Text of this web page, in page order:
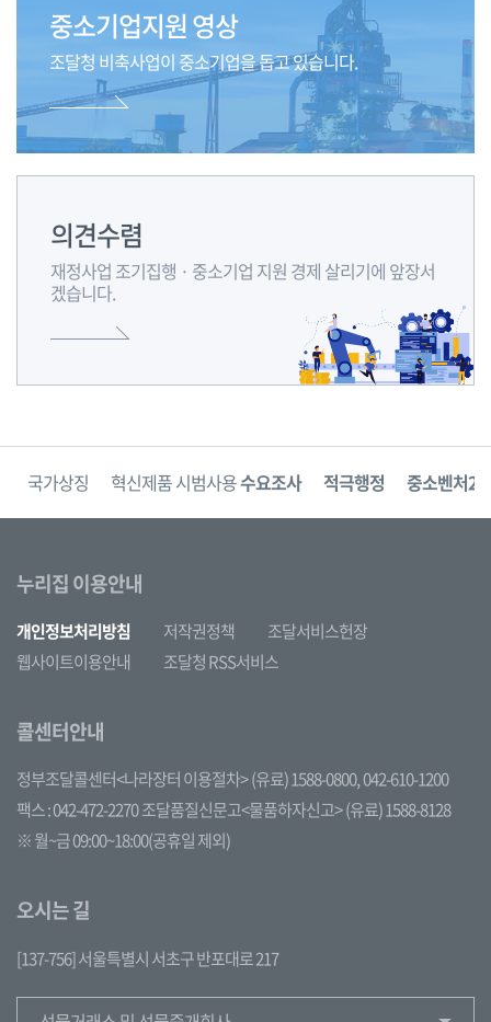
니
다.
중소기업지원 영상
조달청 비축사업이 중소기업을 돕고있습니다.
의견수렴
재정사업 조기집행 · 중소기업 지원 경제 살리기에 앞장서
겠습니다.
국가상징 혁신제품 시범사용수요조사 적극행정 중소벤처24
누리집 이용안내
개인정보처리방침 저작권정책
조달서비스헌장
웹사이트이용안내
조달청 RSS서비스
콜센터안내
정부조달콜센터<나라장터 이용절차>(유료) 1588-0800,042-610-1200
팩스 : 042-472-2270조달품질신문고<물품하자신고>(유료) 1588-8128
※ 월~금 09:00~18:00(공휴일 제외)
오시는 길
[137-756] 서울특별시 서초구 반포대로 217